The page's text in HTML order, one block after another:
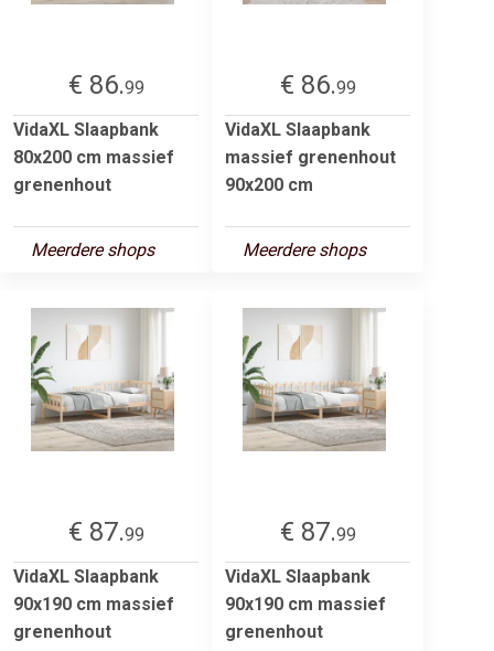
€ 86.99
VidaXL Slaapbank
80x200 cm massief
grenenhout
Meerdere shops
€ 86.99
VidaXL Slaapbank
massief grenenhout
90x200 cm
Meerdere shops
€ 87.99
VidaXL Slaapbank
90x190 cm massief
grenenhout
€ 87.99
VidaXL Slaapbank
90x190 cm massief
grenenhout